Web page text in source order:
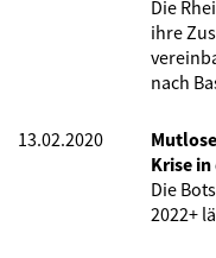
Die
ihre
nach
13.02.2020
Krise
Die
2022+